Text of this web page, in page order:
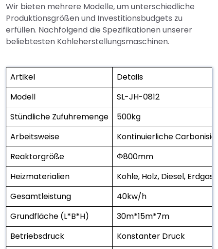
Wir bieten mehrere Modelle, um unterschiedliche
Produktionsgrößen und Investitionsbudgets zu
erfüllen. Nachfolgend die Spezifikationen unserer
beliebtesten Kohleherstellungsmaschinen.
Artikel
Details
Modell
SL-JH-0812
Stündliche Zufuhremenge
500kg
Arbeitsweise
Kontinuierliche
Reaktorgröße
Φ800mm
Heizmaterialien
Kohle, Holz, Diesel,
Gesamtleistung
40kw/h
Grundfläche (L*B*H)
30m*15m*7m
Betriebsdruck
Konstanter Druck